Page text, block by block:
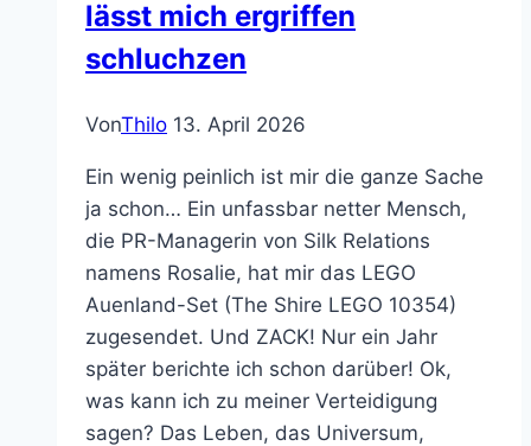
lässt mich ergriffen
schluchzen
VonThilo 13. April 2026
Ein wenig peinlich ist mir die ganze Sache
ja schon… Ein unfassbar netter Mensch,
die PR-Managerin von Silk Relations
namens Rosalie, hat mir das LEGO
Auenland-Set (The Shire LEGO 10354)
zugesendet. Und ZACK! Nur ein Jahr
später berichte ich schon darüber! Ok,
was kann ich zu meiner Verteidigung
sagen? Das Leben, das Universum,